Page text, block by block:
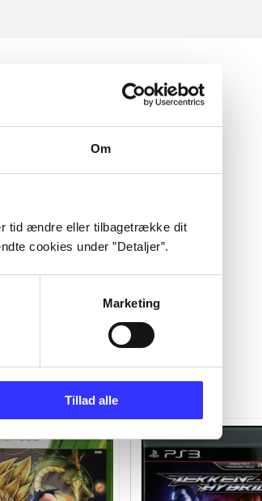
Om
tid ændre eller tilbagetrække dit
cookies under ”Detaljer”.
Marketing
Tillad alle